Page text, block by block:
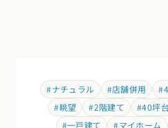
#一戸建て
#マイホーム
#高断熱
#高耐久